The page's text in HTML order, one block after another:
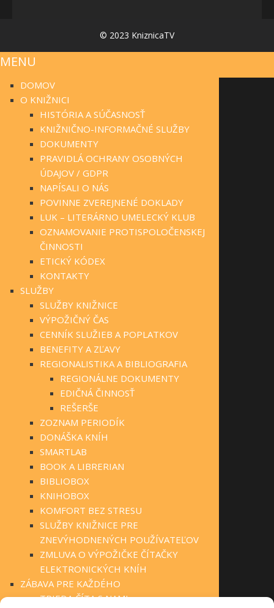
© 2023 KniznicaTV
MENU
DOMOV
O KNIŽNICI
HISTÓRIA A SÚČASNOSŤ
KNIŽNIČNO-INFORMAČNÉ SLUŽBY
DOKUMENTY
PRAVIDLÁ OCHRANY OSOBNÝCH
ÚDAJOV / GDPR
NAPÍSALI O NÁS
POVINNE ZVEREJNENÉ DOKLADY
LUK – LITERÁRNO UMELECKÝ KLUB
OZNAMOVANIE PROTISPOLOČENSKEJ
ČINNOSTI
ETICKÝ KÓDEX
KONTAKTY
SLUŽBY
SLUŽBY KNIŽNICE
VÝPOŽIČNÝ ČAS
CENNÍK SLUŽIEB A POPLATKOV
BENEFITY A ZĽAVY
REGIONALISTIKA A BIBLIOGRAFIA
REGIONÁLNE DOKUMENTY
EDIČNÁ ČINNOSŤ
REŠERŠE
ZOZNAM PERIODÍK
DONÁŠKA KNÍH
SMARTLAB
BOOK A LIBRERIAN
BIBLIOBOX
KNIHOBOX
KOMFORT BEZ STRESU
SLUŽBY KNIŽNICE PRE
ZNEVÝHODNENÝCH POUŽÍVATEĽOV
ZMLUVA O VÝPOŽIČKE ČÍTAČKY
ELEKTRONICKÝCH KNÍH
ZÁBAVA PRE KAŽDÉHO
TRIEDA ČÍTA S NAMI